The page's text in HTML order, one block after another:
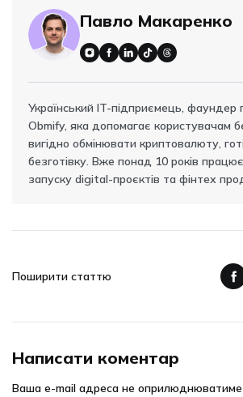
Павло Макаренко
Український IT-підприємець, фаундер
Obmify, яка допомагає користувачам
вигідно обмінювати криптовалюту,
безготівку. Вже понад 10 років
запуску digital-проєктів та фінтех
Поширити статтю
Написати коментар
Ваша e-mail адреса не